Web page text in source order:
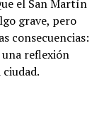
el San Martín
grave, pero
consecuencias:
reflexión